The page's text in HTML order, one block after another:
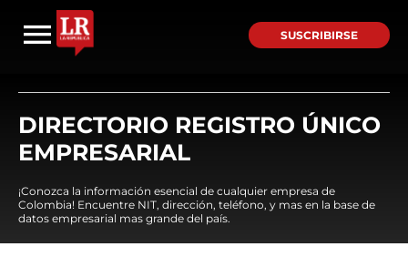
SUSCRIBIRSE
DIRECTORIO REGISTRO ÚNICO
EMPRESARIAL
¡Conozca la información esencial de cualquier empresa de
Colombia! Encuentre NIT, dirección, teléfono, y mas en la base de
datos empresarial mas grande del país.